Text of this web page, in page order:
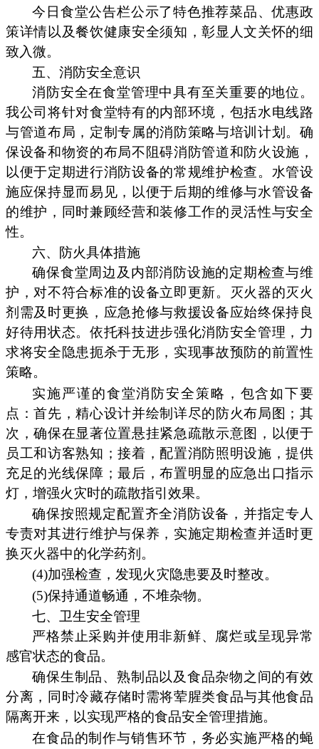
今日食堂公告栏公示了特色推荐菜品、优惠政
策详情以及餐饮健康安全须知，彰显人文关怀的细
致入微。
五、消防安全意识
消防安全在食堂管理中具有至关重要的地位。
我公司将针对食堂特有的内部环境，包括水电线路
与管道布局，定制专属的消防策略与培训计划。确
保设备和物资的布局不阻碍消防管道和防火设施，
以便于定期进行消防设备的常规维护检查。水管设
施应保持显而易见，以便于后期的维修与水管设备
的维护，同时兼顾经营和装修工作的灵活性与安全
性。
六、防火具体措施
确保食堂周边及内部消防设施的定期检查与维
护，对不符合标准的设备立即更新。灭火器的灭火
剂需及时更换，应急抢修与救援设备应始终保持良
好待用状态。依托科技进步强化消防安全管理，力
求将安全隐患扼杀于无形，实现事故预防的前置性
策略。
实施严谨的食堂消防安全策略，包含如下要
点：首先，精心设计并绘制详尽的防火布局图；其
次，确保在显著位置悬挂紧急疏散示意图，以便于
员工和访客熟知；接着，配置消防照明设施，提供
充足的光线保障；最后，布置明显的应急出口指示
灯，增强火灾时的疏散指引效果。
确保按照规定配置齐全消防设备，并指定专人
专责对其进行维护与保养，实施定期检查并适时更
换灭火器中的化学药剂。
(4)加强检查，发现火灾隐患要及时整改。
(5)保持通道畅通，不堆杂物。
七、卫生安全管理
严格禁止采购并使用非新鲜、腐烂或呈现异常
感官状态的食品。
确保生制品、熟制品以及食品杂物之间的有效
分离，同时冷藏存储时需将荤腥类食品与其他食品
隔离开来，以实现严格的食品安全管理措施。
在食品的制作与销售环节，务必实施严格的蝇